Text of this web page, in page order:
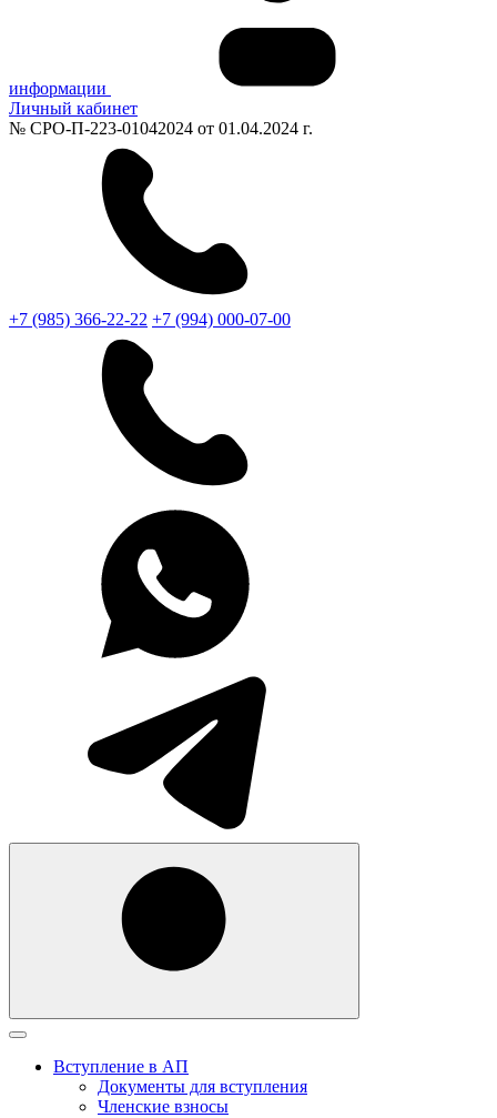
информации
Личный кабинет
№ СРО-П-223-01042024 от 01.04.2024 г.
+7 (985) 366-22-22 +7 (994) 000-07-00
Вступление в АП
Документы для вступления
Членские взносы